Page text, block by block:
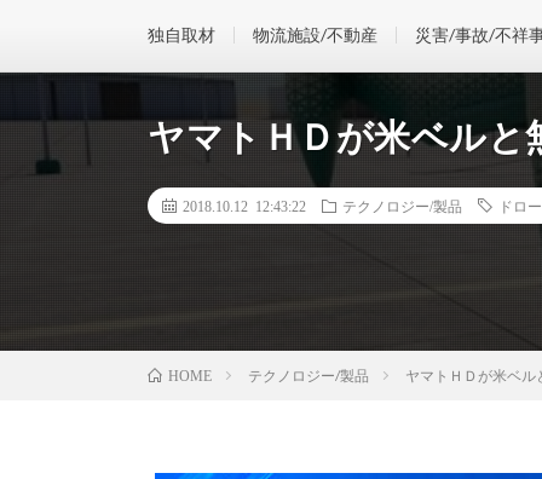
独自取材 物流施設/不動産 災害/事故/不祥
ヤマトＨＤが米ベルと
2018.10.12 12:43:22 テクノロジー/製品 ドロ
HOME テクノロジー/製品 ヤマトＨＤが米ベ